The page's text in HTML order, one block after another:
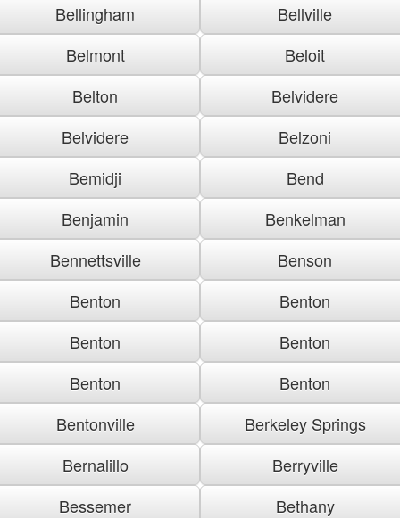
Bellingham
Bellville
Belmont
Beloit
Belton
Belvidere
Belvidere
Belzoni
Bemidji
Bend
Benjamin
Benkelman
Bennettsville
Benson
Benton
Benton
Benton
Benton
Benton
Benton
Bentonville
Berkeley Springs
Bernalillo
Berryville
Bessemer
Bethany